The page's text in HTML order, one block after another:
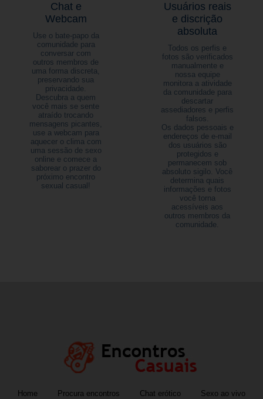
Chat e
Webcam
Use o bate-papo da
comunidade para
conversar com
outros membros de
uma forma discreta,
preservando sua
privacidade.
Descubra a quem
você mais se sente
atraído trocando
mensagens picantes,
use a webcam para
aquecer o clima com
uma sessão de sexo
online e comece a
saborear o prazer do
próximo encontro
sexual casual!
Usuários reais
e discrição
absoluta
Todos os perfis e
fotos são verificados
manualmente e
nossa equipe
monitora a atividade
da comunidade para
descartar
assediadores e perfis
falsos.
Os dados pessoais e
endereços de e-mail
dos usuários são
protegidos e
permanecem sob
absoluto sigilo. Você
determina quais
informações e fotos
você torna
acessíveis aos
outros membros da
comunidade.
Home Procura encontros Chat erótico Sexo ao vivo